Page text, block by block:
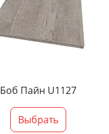
Боб Пайн U1127
Выбрать